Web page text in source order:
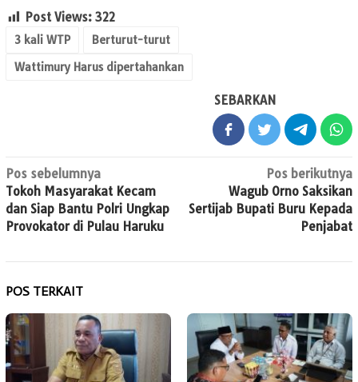
Post Views: 322
3 kali WTP
Berturut-turut
Wattimury Harus dipertahankan
SEBARKAN
Navigasi
pos
Pos sebelumnya
Tokoh Masyarakat Kecam
dan Siap Bantu Polri Ungkap
Provokator di Pulau Haruku
Pos berikutnya
Wagub Orno Saksikan
Sertijab Bupati Buru Kepada
Penjabat
POS TERKAIT